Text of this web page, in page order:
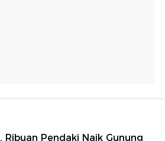
Ribuan Pendaki Naik Gunung